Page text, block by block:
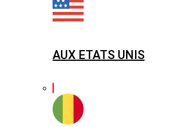
AUX ETATS UNIS